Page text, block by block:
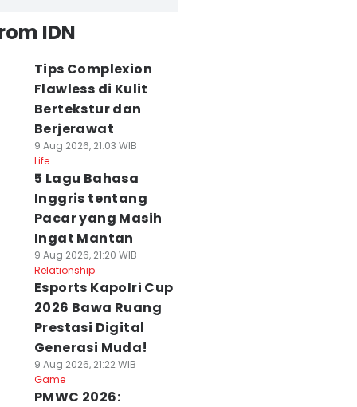
IDN
Tips Complexion
Flawless di Kulit
Bertekstur dan
Berjerawat
9 Aug 2026, 21:03 WIB
Life
5 Lagu Bahasa
Inggris tentang
Pacar yang Masih
Ingat Mantan
9 Aug 2026, 21:20 WIB
Relationship
Esports Kapolri Cup
2026 Bawa Ruang
Prestasi Digital
Generasi Muda!
9 Aug 2026, 21:22 WIB
Game
PMWC 2026: